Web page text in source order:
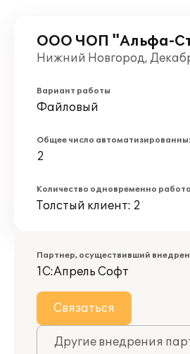
ООО ЧОП "Альфа-
Нижний Новгород,
Вариант работы
Файловый
Общее число
2
Количество одновременно
Толстый клиент: 2
Партнер, осуществивший
1С:Апрель Софт
Связаться
Другие внедрения